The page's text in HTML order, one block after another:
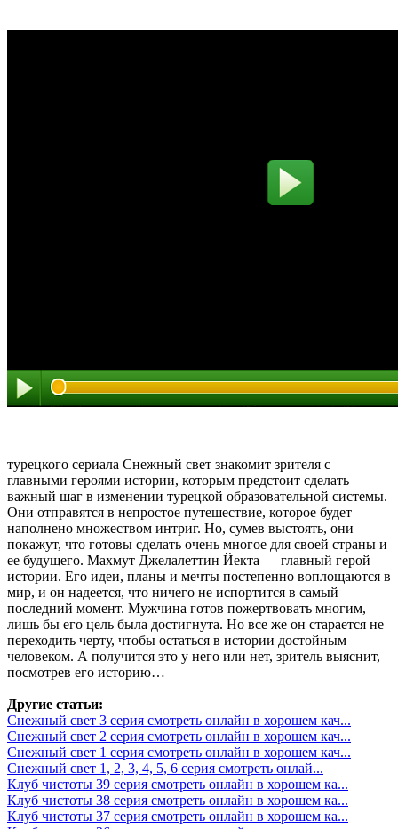
турецкого сериала Снежный свет знакомит зрителя с
главными героями истории, которым предстоит сделать
важный шаг в изменении турецкой образовательной системы.
Они отправятся в непростое путешествие, которое будет
наполнено множеством интриг. Но, сумев выстоять, они
покажут, что готовы сделать очень многое для своей страны и
ее будущего. Махмут Джелалеттин Йекта — главный герой
истории. Его идеи, планы и мечты постепенно воплощаются в
мир, и он надеется, что ничего не испортится в самый
последний момент. Мужчина готов пожертвовать многим,
лишь бы его цель была достигнута. Но все же он старается не
переходить черту, чтобы остаться в истории достойным
человеком. А получится это у него или нет, зритель выяснит,
посмотрев его историю…
Другие статьи:
Снежный свет 3 серия смотреть онлайн в хорошем кач...
Снежный свет 2 серия смотреть онлайн в хорошем кач...
Снежный свет 1 серия смотреть онлайн в хорошем кач...
Снежный свет 1, 2, 3, 4, 5, 6 серия смотреть онлай...
Клуб чистоты 39 серия смотреть онлайн в хорошем ка...
Клуб чистоты 38 серия смотреть онлайн в хорошем ка...
Клуб чистоты 37 серия смотреть онлайн в хорошем ка...